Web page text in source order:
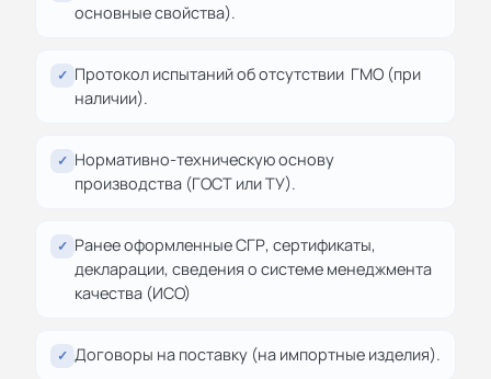
основные свойства).
✓ Протокол испытаний об отсутствии ГМО (при
наличии).
✓ Нормативно-техническую основу
производства (ГОСТ или ТУ).
✓ Ранее оформленные СГР, сертификаты,
декларации, сведения о системе менеджмента
качества (ИСО)
✓ Договоры на поставку (на импортные изделия).